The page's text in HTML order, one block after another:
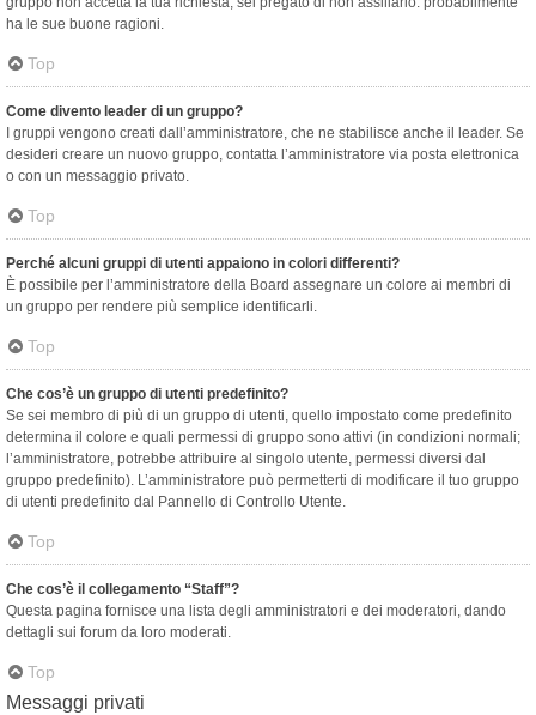
ha le sue buone ragioni.
Top
Come divento leader di un gruppo?
I gruppi vengono creati dall’amministratore, che ne stabilisce anche il leader. Se
desideri creare un nuovo gruppo, contatta l’amministratore via posta elettronica
o con un messaggio privato.
Top
Perché alcuni gruppi di utenti appaiono in colori differenti?
È possibile per l’amministratore della Board assegnare un colore ai membri di
un gruppo per rendere più semplice identificarli.
Top
Che cos’è un gruppo di utenti predefinito?
Se sei membro di più di un gruppo di utenti, quello impostato come predefinito
determina il colore e quali permessi di gruppo sono attivi (in condizioni normali;
l’amministratore, potrebbe attribuire al singolo utente, permessi diversi dal
gruppo predefinito). L’amministratore può permetterti di modificare il tuo gruppo
di utenti predefinito dal Pannello di Controllo Utente.
Top
Che cos’è il collegamento “Staff”?
Questa pagina fornisce una lista degli amministratori e dei moderatori, dando
dettagli sui forum da loro moderati.
Top
Messaggi privati